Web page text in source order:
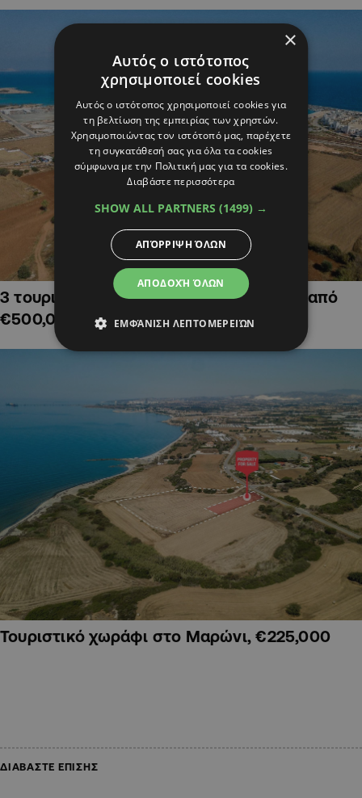
3 τουριστικά χωράφια στην Αγία Νάπα, από
€500,000
Τουριστικό χωράφι στο Μαρώνι, €225,000
ΔΙΑΒΑΣΤΕ ΕΠΙΣΗΣ
×
Αυτός ο ιστότοπος
χρησιμοποιεί cookies
Αυτός ο ιστότοπος χρησιμοποιεί cookies για
τη βελτίωση της εμπειρίας των χρηστών.
Χρησιμοποιώντας τον ιστότοπό μας, παρέχετε
τη συγκατάθεσή σας για όλα τα cookies
σύμφωνα με την Πολιτική μας για τα cookies.
Διαβάστε περισσότερα
SHOW ALL PARTNERS (1499) →
ΑΠΟΔΟΧΉ ΌΛΩΝ
ΑΠΌΡΡΙΨΗ ΌΛΩΝ
ΕΜΦΆΝΙΣΗ ΛΕΠΤΟΜΕΡΕΙΏΝ